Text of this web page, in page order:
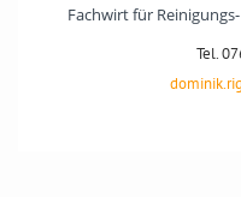
Fachwirt für
Tel.